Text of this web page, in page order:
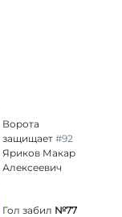
Ворота
защищает #92
Яриков Макар
Алексеевич
Гол забил №77